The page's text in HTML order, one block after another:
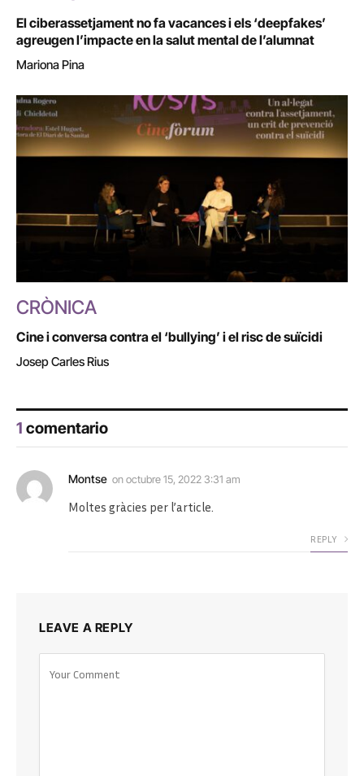
El ciberassetjament no fa vacances i els ‘deepfakes’
agreugen l’impacte en la salut mental de l’alumnat
Mariona Pina
CRÒNICA
Cine i conversa contra el ‘bullying’ i el risc de suïcidi
Josep Carles Rius
1 comentario
Montse onoctubre 15, 2022 3:31 am
Moltes gràcies per l’article.
REPLY
LEAVE A REPLY